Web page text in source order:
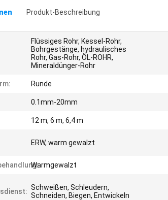
Produkt-Beschreibung
Flüssiges Rohr, Kessel-Rohr,
Bohrgestänge, hydraulisches
Rohr, Gas-Rohr, ÖL-ROHR,
Mineraldünger-Rohr
Runde
0.1mm-20mm
12 m, 6 m, 6,4 m
ERW, warm gewalzt
Warmgewalzt
Schweißen, Schleudern,
Schneiden, Biegen, Entwickeln